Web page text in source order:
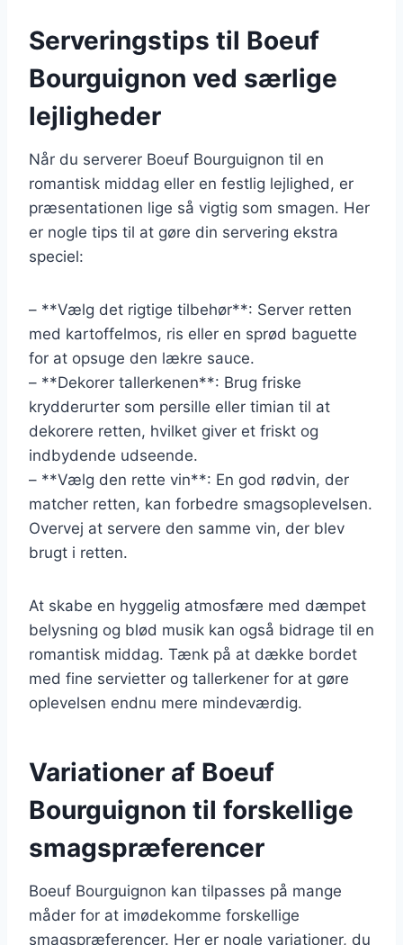
Serveringstips til Boeuf
Bourguignon ved særlige
lejligheder
Når du serverer Boeuf Bourguignon til en
romantisk middag eller en festlig lejlighed, er
præsentationen lige så vigtig som smagen. Her
er nogle tips til at gøre din servering ekstra
speciel:
– **Vælg det rigtige tilbehør**: Server retten
med kartoffelmos, ris eller en sprød baguette
for at opsuge den lækre sauce.
– **Dekorer tallerkenen**: Brug friske
krydderurter som persille eller timian til at
dekorere retten, hvilket giver et friskt og
indbydende udseende.
– **Vælg den rette vin**: En god rødvin, der
matcher retten, kan forbedre smagsoplevelsen.
Overvej at servere den samme vin, der blev
brugt i retten.
At skabe en hyggelig atmosfære med dæmpet
belysning og blød musik kan også bidrage til en
romantisk middag. Tænk på at dække bordet
med fine servietter og tallerkener for at gøre
oplevelsen endnu mere mindeværdig.
Variationer af Boeuf
Bourguignon til forskellige
smagspræferencer
Boeuf Bourguignon kan tilpasses på mange
måder for at imødekomme forskellige
smagspræferencer. Her er nogle variationer, du